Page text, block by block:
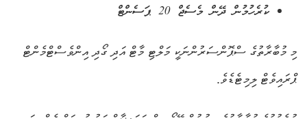
ކުރެހުމުން ދޭން މެސެޖް 20 ޕަސެންޓް
މި މުބާރާތުގެ ސްޕޮންސަރުންނަކީ މަލްޓި މާޓް އަދި ގޯދި އިންވެސްޓްމެންޓް
ޕްރައިވެޓް ލިމިޓެޑެވެ.